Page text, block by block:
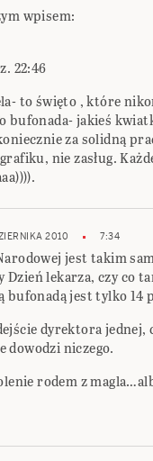
wpisem:
22:46
to święto , które
bufonada- jakieś
za solidną
nie zasług.
2010 7:34
jest takim
Dzień lekarza, czy co
bufonadą jest tylko 14
dyrektora jednej,
dowodzi niczego.
rodem z